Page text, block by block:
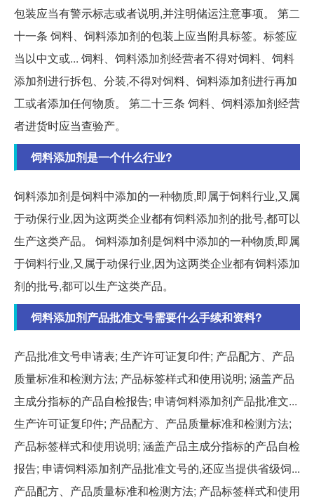
包装应当有警示标志或者说明,并注明储运注意事项。 第二
十一条 饲料、饲料添加剂的包装上应当附具标签。标签应
当以中文或... 饲料、饲料添加剂经营者不得对饲料、饲料
添加剂进行拆包、分装,不得对饲料、饲料添加剂进行再加
工或者添加任何物质。 第二十三条 饲料、饲料添加剂经营
者进货时应当查验产。
饲料添加剂是一个什么行业?
饲料添加剂是饲料中添加的一种物质,即属于饲料行业,又属
于动保行业,因为这两类企业都有饲料添加剂的批号,都可以
生产这类产品。 饲料添加剂是饲料中添加的一种物质,即属
于饲料行业,又属于动保行业,因为这两类企业都有饲料添加
剂的批号,都可以生产这类产品。
饲料添加剂产品批准文号需要什么手续和资料?
产品批准文号申请表; 生产许可证复印件; 产品配方、产品
质量标准和检测方法; 产品标签样式和使用说明; 涵盖产品
主成分指标的产品自检报告; 申请饲料添加剂产品批准文...
生产许可证复印件; 产品配方、产品质量标准和检测方法;
产品标签样式和使用说明; 涵盖产品主成分指标的产品自检
报告; 申请饲料添加剂产品批准文号的,还应当提供省级饲...
产品配方、产品质量标准和检测方法; 产品标签样式和使用